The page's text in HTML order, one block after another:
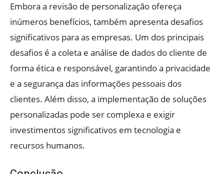
Embora a revisão de personalização ofereça
inúmeros benefícios, também apresenta desafios
significativos para as empresas. Um dos principais
desafios é a coleta e análise de dados do cliente de
forma ética e responsável, garantindo a privacidade
e a segurança das informações pessoais dos
clientes. Além disso, a implementação de soluções
personalizadas pode ser complexa e exigir
investimentos significativos em tecnologia e
recursos humanos.